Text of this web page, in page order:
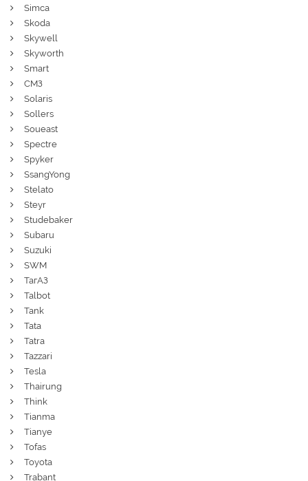
Simca
Skoda
Skywell
Skyworth
Smart
СМЗ
Solaris
Sollers
Soueast
Spectre
Spyker
SsangYong
Stelato
Steyr
Studebaker
Subaru
Suzuki
SWM
ТагАЗ
Talbot
Tank
Tata
Tatra
Tazzari
Tesla
Thairung
Think
Tianma
Tianye
Tofas
Toyota
Trabant